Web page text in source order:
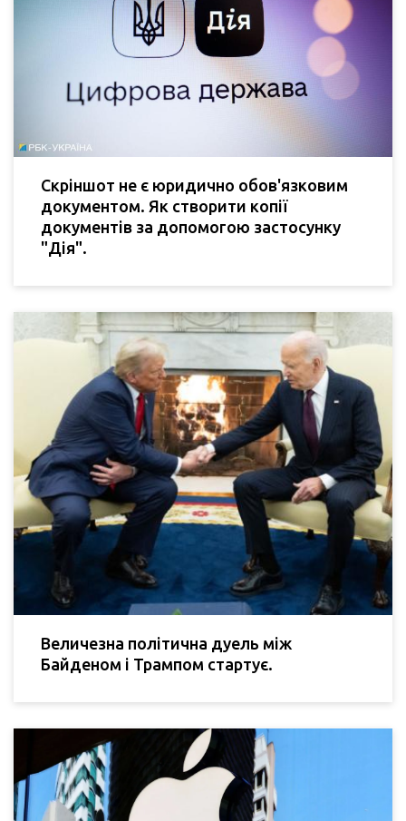
Скріншот не є юридично обов'язковим
документом. Як створити копії
документів за допомогою застосунку
"Дія".
Величезна політична дуель між
Байденом і Трампом стартує.